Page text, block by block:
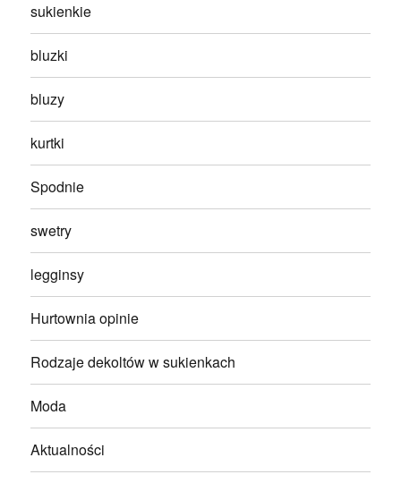
sukienkie
bluzki
bluzy
kurtki
Spodnie
swetry
legginsy
Hurtownia opinie
Rodzaje dekoltów w sukienkach
Moda
Aktualności